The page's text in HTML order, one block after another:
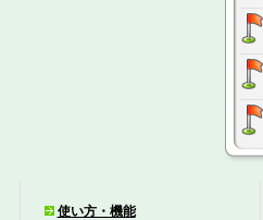
使い方・機能